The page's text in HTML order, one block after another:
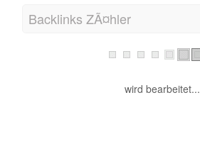
Backlinks ZÃ¤hler
wird bearbeitet...